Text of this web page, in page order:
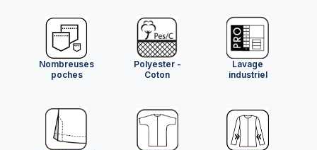
Nombreuses
poches
Polyester -
Coton
Lavage
industriel